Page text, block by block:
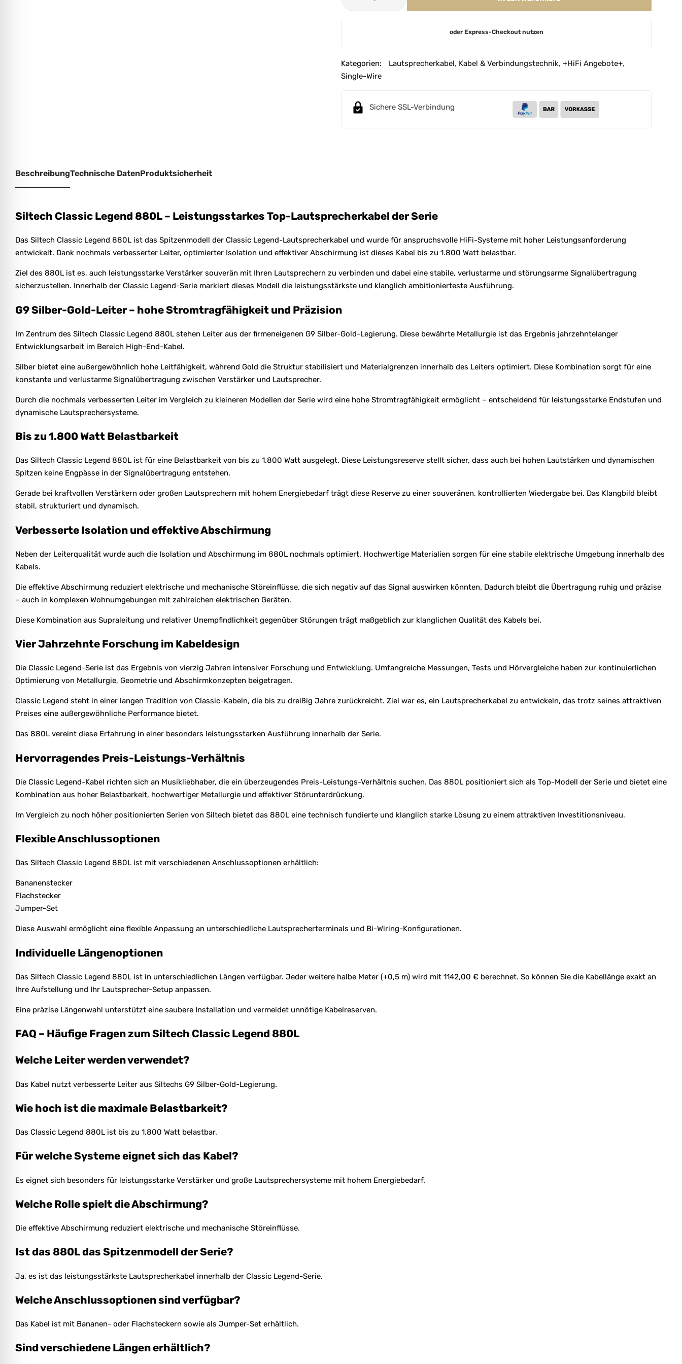
e
r
oder Express-Checkout nutzen
Kategorien: Lautsprecherkabel, Kabel & Verbindungstechnik, +HiFi Angebote+,
Single-Wire
Sichere SSL-Verbindung
BeschreibungTechnische DatenProduktsicherheit
Siltech Classic Legend 880L – Leistungsstarkes Top-Lautsprecherkabel der Serie
Das Siltech Classic Legend 880L ist das Spitzenmodell der Classic Legend-Lautsprecherkabel und wurde für anspruchsvolle HiFi-Systeme mit hoher Leistungsanforderung
entwickelt. Dank nochmals verbesserter Leiter, optimierter Isolation und effektiver Abschirmung ist dieses Kabel bis zu 1.800 Watt belastbar.
Ziel des 880L ist es, auch leistungsstarke Verstärker souverän mit Ihren Lautsprechern zu verbinden und dabei eine stabile, verlustarme und störungsarme Signalübertragung
sicherzustellen. Innerhalb der Classic Legend-Serie markiert dieses Modell die leistungsstärkste und klanglich ambitionierteste Ausführung.
G9 Silber-Gold-Leiter – hohe Stromtragfähigkeit und Präzision
Im Zentrum des Siltech Classic Legend 880L stehen Leiter aus der firmeneigenen G9 Silber-Gold-Legierung. Diese bewährte Metallurgie ist das Ergebnis jahrzehntelanger
Entwicklungsarbeit im Bereich High-End-Kabel.
Silber bietet eine außergewöhnlich hohe Leitfähigkeit, während Gold die Struktur stabilisiert und Materialgrenzen innerhalb des Leiters optimiert. Diese Kombination sorgt für eine
konstante und verlustarme Signalübertragung zwischen Verstärker und Lautsprecher.
Durch die nochmals verbesserten Leiter im Vergleich zu kleineren Modellen der Serie wird eine hohe Stromtragfähigkeit ermöglicht – entscheidend für leistungsstarke Endstufen und
dynamische Lautsprechersysteme.
Bis zu 1.800 Watt Belastbarkeit
Das Siltech Classic Legend 880L ist für eine Belastbarkeit von bis zu 1.800 Watt ausgelegt. Diese Leistungsreserve stellt sicher, dass auch bei hohen Lautstärken und dynamischen
Spitzen keine Engpässe in der Signalübertragung entstehen.
Gerade bei kraftvollen Verstärkern oder großen Lautsprechern mit hohem Energiebedarf trägt diese Reserve zu einer souveränen, kontrollierten Wiedergabe bei. Das Klangbild bleibt
stabil, strukturiert und dynamisch.
Verbesserte Isolation und effektive Abschirmung
Neben der Leiterqualität wurde auch die Isolation und Abschirmung im 880L nochmals optimiert. Hochwertige Materialien sorgen für eine stabile elektrische Umgebung innerhalb des
Kabels.
Die effektive Abschirmung reduziert elektrische und mechanische Störeinflüsse, die sich negativ auf das Signal auswirken könnten. Dadurch bleibt die Übertragung ruhig und präzise
– auch in komplexen Wohnumgebungen mit zahlreichen elektrischen Geräten.
Diese Kombination aus Supraleitung und relativer Unempfindlichkeit gegenüber Störungen trägt maßgeblich zur klanglichen Qualität des Kabels bei.
Vier Jahrzehnte Forschung im Kabeldesign
Die Classic Legend-Serie ist das Ergebnis von vierzig Jahren intensiver Forschung und Entwicklung. Umfangreiche Messungen, Tests und Hörvergleiche haben zur kontinuierlichen
Optimierung von Metallurgie, Geometrie und Abschirmkonzepten beigetragen.
Classic Legend steht in einer langen Tradition von Classic-Kabeln, die bis zu dreißig Jahre zurückreicht. Ziel war es, ein Lautsprecherkabel zu entwickeln, das trotz seines attraktiven
Preises eine außergewöhnliche Performance bietet.
Das 880L vereint diese Erfahrung in einer besonders leistungsstarken Ausführung innerhalb der Serie.
Hervorragendes Preis-Leistungs-Verhältnis
Die Classic Legend-Kabel richten sich an Musikliebhaber, die ein überzeugendes Preis-Leistungs-Verhältnis suchen. Das 880L positioniert sich als Top-Modell der Serie und bietet eine
Kombination aus hoher Belastbarkeit, hochwertiger Metallurgie und effektiver Störunterdrückung.
Im Vergleich zu noch höher positionierten Serien von Siltech bietet das 880L eine technisch fundierte und klanglich starke Lösung zu einem attraktiven Investitionsniveau.
Flexible Anschlussoptionen
Das Siltech Classic Legend 880L ist mit verschiedenen Anschlussoptionen erhältlich:
Bananenstecker
Flachstecker
Jumper-Set
Diese Auswahl ermöglicht eine flexible Anpassung an unterschiedliche Lautsprecherterminals und Bi-Wiring-Konfigurationen.
Individuelle Längenoptionen
Das Siltech Classic Legend 880L ist in unterschiedlichen Längen verfügbar. Jeder weitere halbe Meter (+0,5 m) wird mit 1142,00 € berechnet. So können Sie die Kabellänge exakt an
Ihre Aufstellung und Ihr Lautsprecher-Setup anpassen.
Eine präzise Längenwahl unterstützt eine saubere Installation und vermeidet unnötige Kabelreserven.
FAQ – Häufige Fragen zum Siltech Classic Legend 880L
Welche Leiter werden verwendet?
Das Kabel nutzt verbesserte Leiter aus Siltechs G9 Silber-Gold-Legierung.
Wie hoch ist die maximale Belastbarkeit?
Das Classic Legend 880L ist bis zu 1.800 Watt belastbar.
Für welche Systeme eignet sich das Kabel?
Es eignet sich besonders für leistungsstarke Verstärker und große Lautsprechersysteme mit hohem Energiebedarf.
Welche Rolle spielt die Abschirmung?
Die effektive Abschirmung reduziert elektrische und mechanische Störeinflüsse.
Ist das 880L das Spitzenmodell der Serie?
Ja, es ist das leistungsstärkste Lautsprecherkabel innerhalb der Classic Legend-Serie.
Welche Anschlussoptionen sind verfügbar?
Das Kabel ist mit Bananen- oder Flachsteckern sowie als Jumper-Set erhältlich.
Sind verschiedene Längen erhältlich?